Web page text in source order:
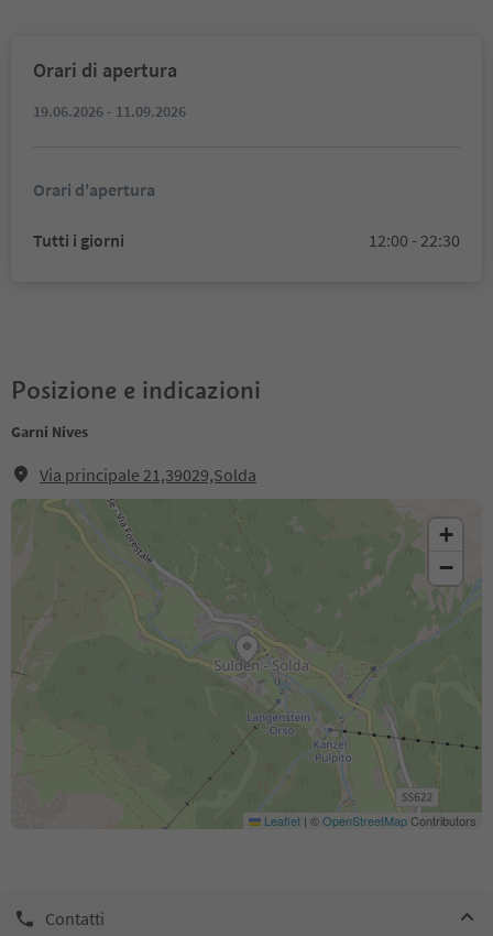
Orari di apertura
19.06.2026 - 11.09.2026
Orari d'apertura
Tutti i giorni 12:00 - 22:30
Posizione e indicazioni
Garni Nives
Via principale 21,39029,Solda
+
−
Leaflet | ©OpenStreetMapContributors
Contatti